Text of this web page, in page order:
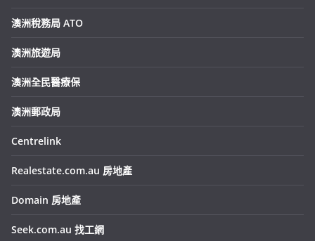
澳洲稅務局 ATO
澳洲旅遊局
澳洲全民醫療保
澳洲郵政局
Centrelink
Realestate.com.au 房地產
Domain 房地產
Seek.com.au 找工網